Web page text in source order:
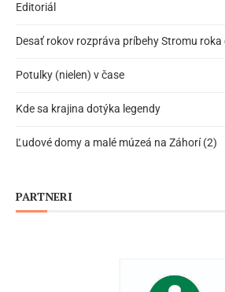
Editoriál
Desať rokov rozpráva príbehy Stromu
Potulky (nielen) v čase
Kde sa krajina dotýka legendy
Ľudové domy a malé múzeá na Záhorí (2)
PARTNERI